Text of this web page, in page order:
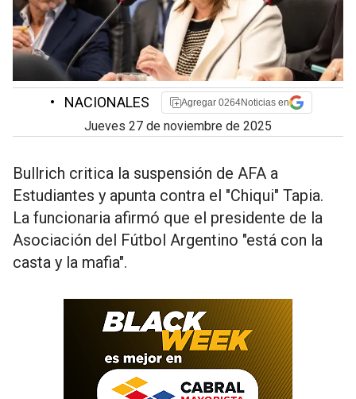
• NACIONALES Agregar 0264Noticias en
jueves 27 de noviembre de 2025
Bullrich critica la suspensión de AFA a
Estudiantes y apunta contra el "Chiqui" Tapia.
La funcionaria afirmó que el presidente de la
Asociación del Fútbol Argentino "está con la
casta y la mafia".